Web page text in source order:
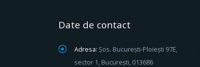
Date de contact
Adresa: Șos. București-Ploiești 97E,
sector 1, București, 013686